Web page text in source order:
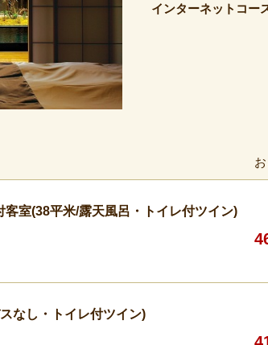
インターネットコー
室(38平米/露天風呂・トイレ付ツイン)
なし・トイレ付ツイン)